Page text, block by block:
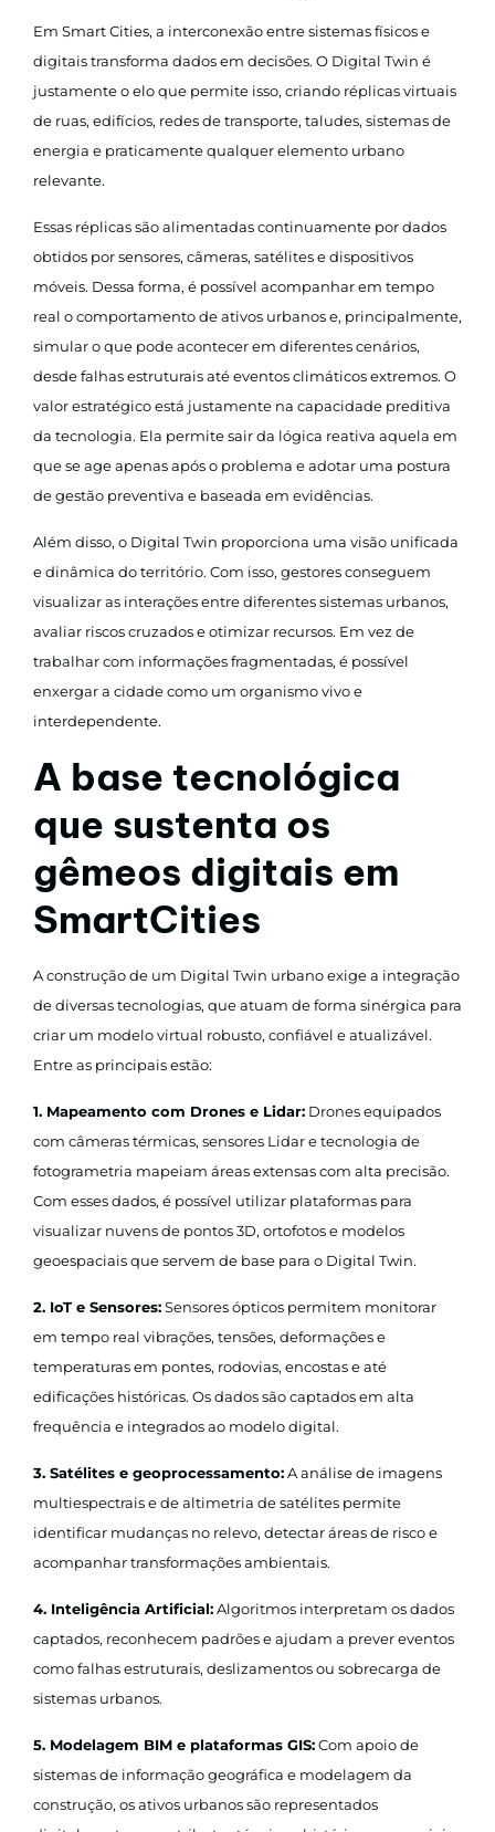
Em Smart Cities, a interconexão entre sistemas físicos e
digitais transforma dados em decisões. O Digital Twin é
justamente o elo que permite isso, criando réplicas virtuais
de ruas, edifícios, redes de transporte, taludes, sistemas de
energia e praticamente qualquer elemento urbano
relevante.
Essas réplicas são alimentadas continuamente por dados
obtidos por sensores, câmeras, satélites e dispositivos
móveis. Dessa forma, é possível acompanhar em tempo
real o comportamento de ativos urbanos e, principalmente,
simular o que pode acontecer em diferentes cenários,
desde falhas estruturais até eventos climáticos extremos. O
valor estratégico está justamente na capacidade preditiva
da tecnologia. Ela permite sair da lógica reativa aquela em
que se age apenas após o problema e adotar uma postura
de gestão preventiva e baseada em evidências.
Além disso, o Digital Twin proporciona uma visão unificada
e dinâmica do território. Com isso, gestores conseguem
visualizar as interações entre diferentes sistemas urbanos,
avaliar riscos cruzados e otimizar recursos. Em vez de
trabalhar com informações fragmentadas, é possível
enxergar a cidade como um organismo vivo e
interdependente.
A base tecnológica
que sustenta os
gêmeos digitais em
SmartCities
A construção de um Digital Twin urbano exige a integração
de diversas tecnologias, que atuam de forma sinérgica para
criar um modelo virtual robusto, confiável e atualizável.
Entre as principais estão:
1. Mapeamento com Drones e Lidar: Drones equipados
com câmeras térmicas, sensores Lidar e tecnologia de
fotogrametria mapeiam áreas extensas com alta precisão.
Com esses dados, é possível utilizar plataformas para
visualizar nuvens de pontos 3D, ortofotos e modelos
geoespaciais que servem de base para o Digital Twin.
2. IoT e Sensores:Sensores ópticos permitem monitorar
em tempo real vibrações, tensões, deformações e
temperaturas em pontes, rodovias, encostas e até
edificações históricas. Os dados são captados em alta
frequência e integrados ao modelo digital.
3. Satélites e geoprocessamento:A análise de imagens
multiespectrais e de altimetria de satélites permite
identificar mudanças no relevo, detectar áreas de risco e
acompanhar transformações ambientais.
4. Inteligência Artificial:Algoritmos interpretam os dados
captados, reconhecem padrões e ajudam a prever eventos
como falhas estruturais, deslizamentos ou sobrecarga de
sistemas urbanos.
5. Modelagem BIM e plataformas GIS:Com apoio de
sistemas de informação geográfica e modelagem da
construção, os ativos urbanos são representados